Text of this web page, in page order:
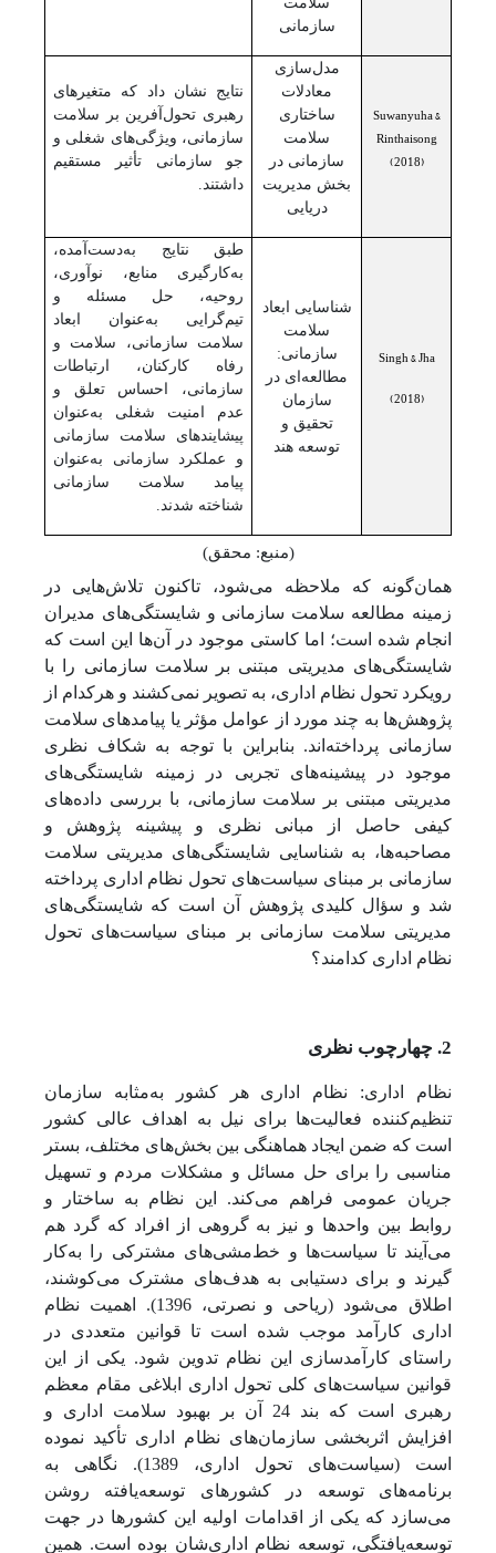
سازمانی
Suwanyuha &
Rinthaisong
(2018)
مدل‌سازی
معادلات
ساختاری
سلامت
سازمانی در
بخش مدیریت
دریایی
نتایج نشان داد که متغیرهای
رهبری تحول‌آفرین بر سلامت
سازمانی، ویژگی‌های شغلی و
جو سازمانی تأثیر مستقیم
داشتند.
Singh & Jha
(2018)
شناسایی ابعاد
سلامت
سازمانی:
مطالعه‌ای در
سازمان
تحقیق و
توسعه هند
طبق نتایج به‌دست‌آمده،
به‌کارگیری منابع، نوآوری،
روحیه، حل مسئله و
تیم‌گرایی به‌عنوان ابعاد
سلامت سازمانی، سلامت و
رفاه کارکنان، ارتباطات
سازمانی، احساس تعلق و
عدم امنیت شغلی به‌عنوان
پیشایندهای سلامت سازمانی
و عملکرد سازمانی به‌عنوان
پیامد سلامت سازمانی
شناخته شدند.
(منبع: محقق)
همان‌گونه که ملاحظه می‌شود، تاکنون تلاش‌هایی در
زمینه مطالعه سلامت سازمانی و شایستگی‌های مدیران
انجام شده است؛ اما کاستی موجود در آن‌ها این است که
شایستگی‌های مدیریتی مبتنی بر سلامت سازمانی را با
رویکرد تحول نظام اداری، به تصویر نمی‌کشند و هرکدام از
پژوهش‌ها به چند مورد از عوامل مؤثر یا پیامدهای سلامت
سازمانی پرداخته‌اند. بنابراین با توجه به شکاف نظری
موجود در پیشینه‌های تجربی در زمینه شایستگی‌های
مدیریتی مبتنی بر سلامت سازمانی، با بررسی داده‌های
کیفی حاصل از مبانی نظری و پیشینه پژوهش و
مصاحبه‌ها، به شناسایی شایستگی‌های مدیریتی سلامت
سازمانی بر مبنای سیاست‌های تحول نظام اداری پرداخته
شد و سؤال کلیدی پژوهش آن است که شایستگی‌های
مدیریتی سلامت سازمانی بر مبنای سیاست‌های تحول
نظام اداری کدامند؟
2. چهارچوب نظری
نظام اداری: نظام اداری هر کشور به‌مثابه سازمان
تنظیم‌کننده فعالیت‌ها برای نیل به اهداف عالی کشور
است که ضمن ایجاد هماهنگی بین بخش‌های مختلف، بستر
مناسبی را برای حل مسائل و مشکلات مردم و تسهیل
جریان عمومی فراهم می‌کند. این نظام به ساختار و
روابط بین واحدها و نیز به گروهی از افراد که گرد هم
می‌آیند تا سیاست‌ها و خط‌مشی‌های مشترکی را به‌کار
گیرند و برای دستیابی به هدف‌های مشترک می‌کوشند،
اطلاق می‌شود (ریاحی و نصرتی، 1396). اهمیت نظام
اداری کارآمد موجب شده است تا قوانین متعددی در
راستای کارآمدسازی این نظام تدوین شود. یکی از این
قوانین سیاست‌های کلی تحول اداری ابلاغی مقام معظم
رهبری است که بند 24 آن بر بهبود سلامت اداری و
افزایش اثربخشی سازمان‌های نظام اداری تأکید نموده
است (سیاست‌های تحول اداری، 1389). نگاهی به
برنامه‌های توسعه در کشورهای توسعه‌یافته روشن
می‌سازد که یکی از اقدامات اولیه این کشورها در جهت
توسعه‌یافتگی، توسعه نظام اداری‌شان بوده است. همین